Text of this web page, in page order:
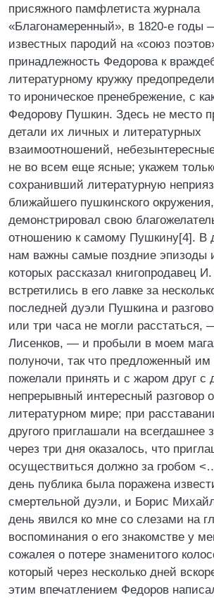
присяжного памфлетиста журнала
«Благонамеренный», в 1820-е годы
известных пародий на «союз
принадлежность Федорова к
литературному кружку
то ироническое пренебрежение, с
Федорову Пушкин. Здесь не место
детали их личных и литературных
взаимоотношений,
не во всем еще ясные; укажем
сохранивший литературную
ближайшего пушкинского
демонстрировал свою
отношению к самому Пушкину[4]. В
нам важны самые поздние эпизоды
которых рассказал книгопродавец
встретились в его лавке за
последней дуэли Пушкина и
или три часа не могли расстаться,
Лисенков, — и пробыли в моем
полуночи, так что предложенный
пожелали принять и с жаром друг с
непрерывный интересный разговор
литературном мире; при
другого приглашали на всегдашнее
через три дня оказалось, что
осуществиться должно за гробом
день публика была поражена
смертельной дуэли, и Борис
день явился ко мне со слезами на
воспоминания о его знакомстве у
сожалея о потере знаменитого
который через несколько дней
этим впечатлением Федоров